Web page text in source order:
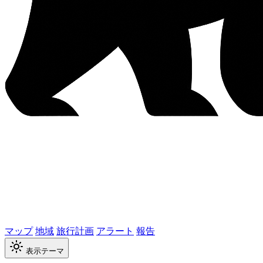
マップ地域旅行計画 アラート 報告
表示テーマ